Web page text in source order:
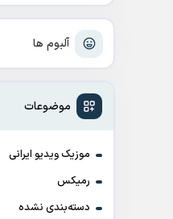
آلبوم ها
موضوعات
موزیک ویدیو ایرانی
رمیکس
دسته‌بندی نشده